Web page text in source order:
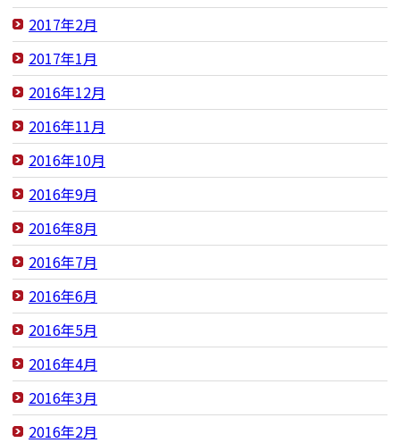
2017年2月
2017年1月
2016年12月
2016年11月
2016年10月
2016年9月
2016年8月
2016年7月
2016年6月
2016年5月
2016年4月
2016年3月
2016年2月